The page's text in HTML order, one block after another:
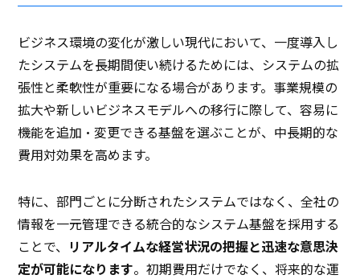
ビジネス環境の変化が激しい現代において、一度導入し
たシステムを長期間使い続けるためには、システムの拡
張性と柔軟性が重要になる場合があります。事業規模の
拡大や新しいビジネスモデルへの移行に際して、容易に
機能を追加・変更できる基盤を選ぶことが、中長期的な
費用対効果を高めます。
特に、部門ごとに分断されたシステムではなく、全社の
情報を一元管理できる統合的なシステム基盤を採用する
ことで、 リアルタイムな経営状況の把握と迅速な意思決
定が可能になります。初期費用だけでなく、将来的な運